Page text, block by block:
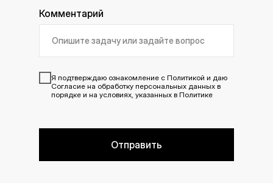
Комментарий
Я подтверждаю ознакомление с Политикой и даю
Согласие на обработку персональных данных в
порядке и на условиях, указанных в Политике
Отправить